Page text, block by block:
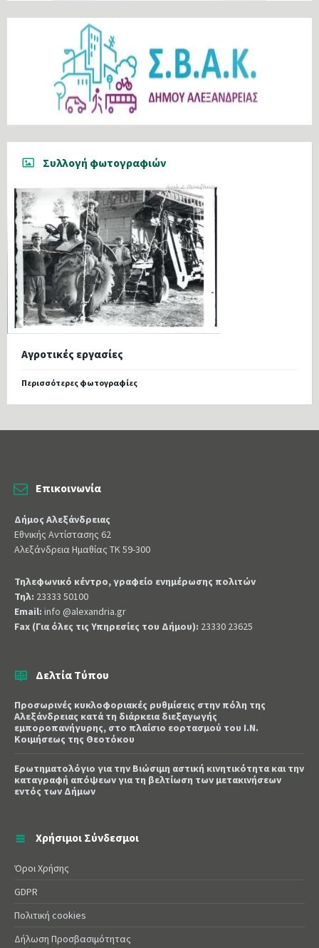
Συλλογή φωτογραφιών
Αγροτικές εργασίες
Περισσότερες φωτογραφίες
Επικοινωνία
Δήμος Αλεξάνδρειας
Εθνικής Αντίστασης 62
Αλεξάνδρεια Ημαθίας ΤΚ 59-300
Τηλεφωνικό κέντρο, γραφείο ενημέρωσης πολιτών
Τηλ: 23333 50100
Email: info @alexandria.gr
Fax (Για όλες τις Υπηρεσίες του Δήμου): 23330 23625
Δελτία Τύπου
Προσωρινές κυκλοφοριακές ρυθμίσεις στην πόλη της
Αλεξάνδρειας κατά τη διάρκεια διεξαγωγής
εμποροπανήγυρης, στο πλαίσιο εορτασμού του Ι.Ν.
Κοιμήσεως της Θεοτόκου
Ερωτηματολόγιο για την Βιώσιμη αστική κινητικότητα και την
καταγραφή απόψεων για τη βελτίωση των μετακινήσεων
εντός των Δήμων
Χρήσιμοι Σύνδεσμοι
Όροι Χρήσης
GDPR
Πολιτική cookies
Δήλωση Προσβασιμότητας